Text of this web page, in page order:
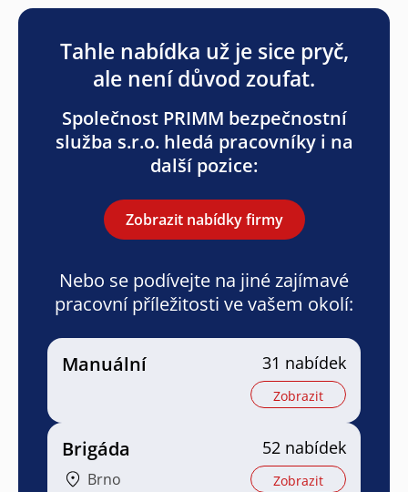
Tahle nabídka už je sice pryč,
ale není důvod zoufat.
Společnost PRIMM bezpečnostní
služba s.r.o. hledá pracovníky i na
další pozice:
Zobrazit nabídky firmy
Nebo se podívejte na jiné zajímavé
pracovní příležitosti ve vašem okolí:
Manuální 31 nabídek
Zobrazit
Brigáda
Brno
52 nabídek
Zobrazit